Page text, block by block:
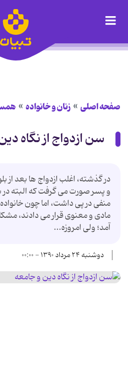
صفحه اصلی زنان و خانواده
سن ازدواج از نگاه
در گذشته، اغلب ازدواج ها بعد
و پسر صورت مى گرفت که البته
منفى در پى داشت، اما چون خانواده
مادى و معنوى قرار مى دادند،
آمد؛ ولى امروزه...
دوشنبه ۲۴ مرداد ۱۳۹۰ - ۰۰:۰۰